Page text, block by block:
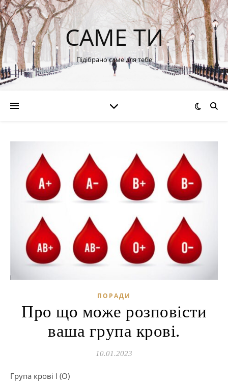
САМЕ ТИ
Підібрано саме для тебе
ПОРАДИ
Про що може розповісти
ваша група крові.
10.01.2023
Група крові I (О)